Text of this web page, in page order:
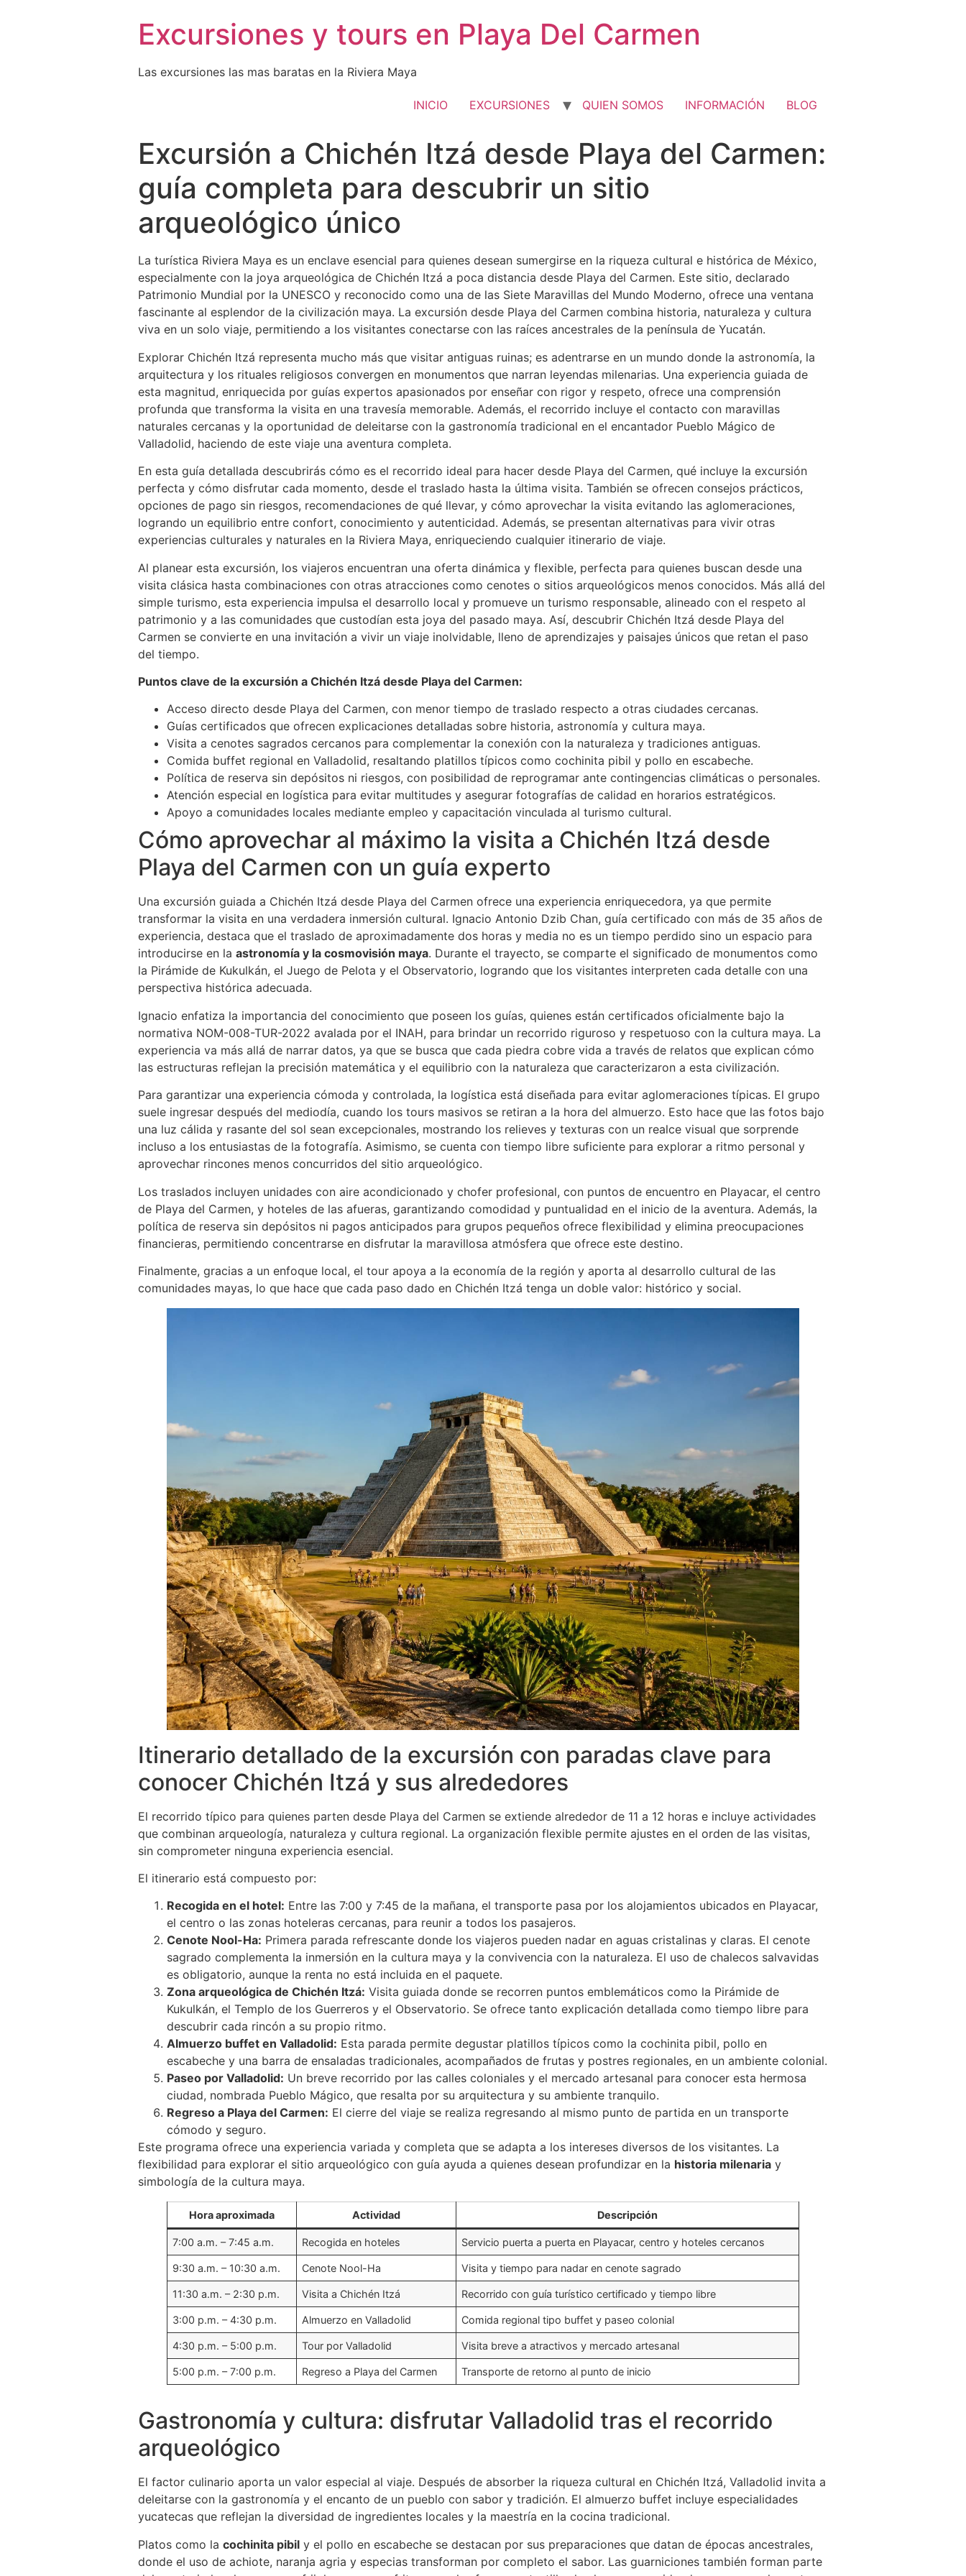
Excursiones y tours en Playa Del Carmen
Las excursiones las mas baratas en la Riviera Maya
INICIO EXCURSIONES QUIEN SOMOS INFORMACIÓN BLOG
Excursión a Chichén Itzá desde Playa del Carmen:
guía completa para descubrir un sitio
arqueológico único
La turística Riviera Maya es un enclave esencial para quienes desean sumergirse en la riqueza cultural e histórica de México,
especialmente con la joya arqueológica de Chichén Itzá a poca distancia desde Playa del Carmen. Este sitio, declarado
Patrimonio Mundial por la UNESCO y reconocido como una de las Siete Maravillas del Mundo Moderno, ofrece una ventana
fascinante al esplendor de la civilización maya. La excursión desde Playa del Carmen combina historia, naturaleza y cultura
viva en un solo viaje, permitiendo a los visitantes conectarse con las raíces ancestrales de la península de Yucatán.
Explorar Chichén Itzá representa mucho más que visitar antiguas ruinas; es adentrarse en un mundo donde la astronomía, la
arquitectura y los rituales religiosos convergen en monumentos que narran leyendas milenarias. Una experiencia guiada de
esta magnitud, enriquecida por guías expertos apasionados por enseñar con rigor y respeto, ofrece una comprensión
profunda que transforma la visita en una travesía memorable. Además, el recorrido incluye el contacto con maravillas
naturales cercanas y la oportunidad de deleitarse con la gastronomía tradicional en el encantador Pueblo Mágico de
Valladolid, haciendo de este viaje una aventura completa.
En esta guía detallada descubrirás cómo es el recorrido ideal para hacer desde Playa del Carmen, qué incluye la excursión
perfecta y cómo disfrutar cada momento, desde el traslado hasta la última visita. También se ofrecen consejos prácticos,
opciones de pago sin riesgos, recomendaciones de qué llevar, y cómo aprovechar la visita evitando las aglomeraciones,
logrando un equilibrio entre confort, conocimiento y autenticidad. Además, se presentan alternativas para vivir otras
experiencias culturales y naturales en la Riviera Maya, enriqueciendo cualquier itinerario de viaje.
Al planear esta excursión, los viajeros encuentran una oferta dinámica y flexible, perfecta para quienes buscan desde una
visita clásica hasta combinaciones con otras atracciones como cenotes o sitios arqueológicos menos conocidos. Más allá del
simple turismo, esta experiencia impulsa el desarrollo local y promueve un turismo responsable, alineado con el respeto al
patrimonio y a las comunidades que custodían esta joya del pasado maya. Así, descubrir Chichén Itzá desde Playa del
Carmen se convierte en una invitación a vivir un viaje inolvidable, lleno de aprendizajes y paisajes únicos que retan el paso
del tiempo.
Puntos clave de la excursión a Chichén Itzá desde Playa del Carmen:
Acceso directo desde Playa del Carmen, con menor tiempo de traslado respecto a otras ciudades cercanas.
Guías certificados que ofrecen explicaciones detalladas sobre historia, astronomía y cultura maya.
Visita a cenotes sagrados cercanos para complementar la conexión con la naturaleza y tradiciones antiguas.
Comida buffet regional en Valladolid, resaltando platillos típicos como cochinita pibil y pollo en escabeche.
Política de reserva sin depósitos ni riesgos, con posibilidad de reprogramar ante contingencias climáticas o personales.
Atención especial en logística para evitar multitudes y asegurar fotografías de calidad en horarios estratégicos.
Apoyo a comunidades locales mediante empleo y capacitación vinculada al turismo cultural.
Cómo aprovechar al máximo la visita a Chichén Itzá desde
Playa del Carmen con un guía experto
Una excursión guiada a Chichén Itzá desde Playa del Carmen ofrece una experiencia enriquecedora, ya que permite
transformar la visita en una verdadera inmersión cultural. Ignacio Antonio Dzib Chan, guía certificado con más de 35 años de
experiencia, destaca que el traslado de aproximadamente dos horas y media no es un tiempo perdido sino un espacio para
introducirse en la astronomía y la cosmovisión maya. Durante el trayecto, se comparte el significado de monumentos como
la Pirámide de Kukulkán, el Juego de Pelota y el Observatorio, logrando que los visitantes interpreten cada detalle con una
perspectiva histórica adecuada.
Ignacio enfatiza la importancia del conocimiento que poseen los guías, quienes están certificados oficialmente bajo la
normativa NOM-008-TUR-2022 avalada por el INAH, para brindar un recorrido riguroso y respetuoso con la cultura maya. La
experiencia va más allá de narrar datos, ya que se busca que cada piedra cobre vida a través de relatos que explican cómo
las estructuras reflejan la precisión matemática y el equilibrio con la naturaleza que caracterizaron a esta civilización.
Para garantizar una experiencia cómoda y controlada, la logística está diseñada para evitar aglomeraciones típicas. El grupo
suele ingresar después del mediodía, cuando los tours masivos se retiran a la hora del almuerzo. Esto hace que las fotos bajo
una luz cálida y rasante del sol sean excepcionales, mostrando los relieves y texturas con un realce visual que sorprende
incluso a los entusiastas de la fotografía. Asimismo, se cuenta con tiempo libre suficiente para explorar a ritmo personal y
aprovechar rincones menos concurridos del sitio arqueológico.
Los traslados incluyen unidades con aire acondicionado y chofer profesional, con puntos de encuentro en Playacar, el centro
de Playa del Carmen, y hoteles de las afueras, garantizando comodidad y puntualidad en el inicio de la aventura. Además, la
política de reserva sin depósitos ni pagos anticipados para grupos pequeños ofrece flexibilidad y elimina preocupaciones
financieras, permitiendo concentrarse en disfrutar la maravillosa atmósfera que ofrece este destino.
Finalmente, gracias a un enfoque local, el tour apoya a la economía de la región y aporta al desarrollo cultural de las
comunidades mayas, lo que hace que cada paso dado en Chichén Itzá tenga un doble valor: histórico y social.
Itinerario detallado de la excursión con paradas clave para
conocer Chichén Itzá y sus alrededores
El recorrido típico para quienes parten desde Playa del Carmen se extiende alrededor de 11 a 12 horas e incluye actividades
que combinan arqueología, naturaleza y cultura regional. La organización flexible permite ajustes en el orden de las visitas,
sin comprometer ninguna experiencia esencial.
El itinerario está compuesto por:
Recogida en el hotel: Entre las 7:00 y 7:45 de la mañana, el transporte pasa por los alojamientos ubicados en Playacar,
el centro o las zonas hoteleras cercanas, para reunir a todos los pasajeros.
Cenote Nool-Ha: Primera parada refrescante donde los viajeros pueden nadar en aguas cristalinas y claras. El cenote
sagrado complementa la inmersión en la cultura maya y la convivencia con la naturaleza. El uso de chalecos salvavidas
es obligatorio, aunque la renta no está incluida en el paquete.
Zona arqueológica de Chichén Itzá: Visita guiada donde se recorren puntos emblemáticos como la Pirámide de
Kukulkán, el Templo de los Guerreros y el Observatorio. Se ofrece tanto explicación detallada como tiempo libre para
descubrir cada rincón a su propio ritmo.
Almuerzo buffet en Valladolid: Esta parada permite degustar platillos típicos como la cochinita pibil, pollo en
escabeche y una barra de ensaladas tradicionales, acompañados de frutas y postres regionales, en un ambiente colonial.
Paseo por Valladolid: Un breve recorrido por las calles coloniales y el mercado artesanal para conocer esta hermosa
ciudad, nombrada Pueblo Mágico, que resalta por su arquitectura y su ambiente tranquilo.
Regreso a Playa del Carmen: El cierre del viaje se realiza regresando al mismo punto de partida en un transporte
cómodo y seguro.
Este programa ofrece una experiencia variada y completa que se adapta a los intereses diversos de los visitantes. La
flexibilidad para explorar el sitio arqueológico con guía ayuda a quienes desean profundizar en la historia milenaria y
simbología de la cultura maya.
Hora aproximada Actividad Descripción
7:00 a.m. – 7:45 a.m. Recogida en hoteles Servicio puerta a puerta en Playacar, centro y hoteles cercanos
9:30 a.m. – 10:30 a.m. Cenote Nool-Ha Visita y tiempo para nadar en cenote sagrado
11:30 a.m. – 2:30 p.m. Visita a Chichén Itzá Recorrido con guía turístico certificado y tiempo libre
3:00 p.m. – 4:30 p.m. Almuerzo en Valladolid Comida regional tipo buffet y paseo colonial
4:30 p.m. – 5:00 p.m. Tour por Valladolid Visita breve a atractivos y mercado artesanal
5:00 p.m. – 7:00 p.m. Regreso a Playa del Carmen Transporte de retorno al punto de inicio
Gastronomía y cultura: disfrutar Valladolid tras el recorrido
arqueológico
El factor culinario aporta un valor especial al viaje. Después de absorber la riqueza cultural en Chichén Itzá, Valladolid invita a
deleitarse con la gastronomía y el encanto de un pueblo con sabor y tradición. El almuerzo buffet incluye especialidades
yucatecas que reflejan la diversidad de ingredientes locales y la maestría en la cocina tradicional.
Platos como la cochinita pibil y el pollo en escabeche se destacan por sus preparaciones que datan de épocas ancestrales,
donde el uso de achiote, naranja agria y especias transforman por completo el sabor. Las guarniciones también forman parte